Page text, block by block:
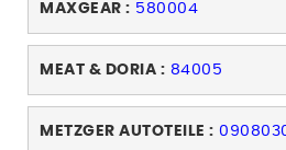
MAXGEAR : 580004
MEAT & DORIA : 84005
METZGER AUTOTEILE :